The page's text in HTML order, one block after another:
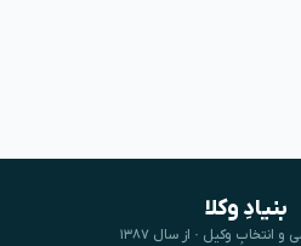
بنیادِ وکلا
انتخابِ وکیل · از سال ۱۳۸۷